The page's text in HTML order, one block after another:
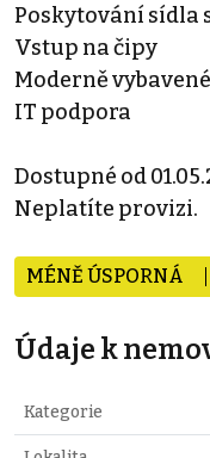
Poskytování sídla
Vstup na čipy
Moderně
IT podpora
Dostupné od
Neplatíte provizi.
MÉNĚ ÚSPORNÁ
Údaje k
Kategorie